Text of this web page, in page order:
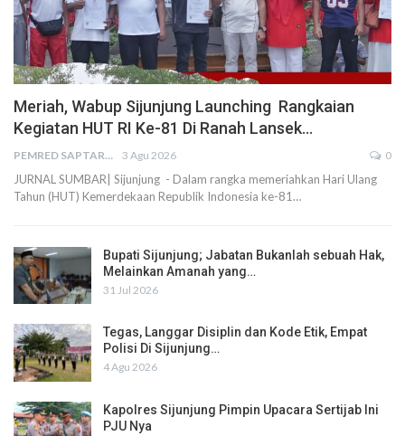
Meriah, Wabup Sijunjung Launching Rangkaian
Kegiatan HUT RI Ke-81 Di Ranah Lansek…
PEMRED SAPTARIUS 3 Agu 2026 0
JURNAL SUMBAR| Sijunjung - Dalam rangka memeriahkan Hari Ulang
Tahun (HUT) Kemerdekaan Republik Indonesia ke-81…
Bupati Sijunjung; Jabatan Bukanlah sebuah Hak,
Melainkan Amanah yang…
31 Jul 2026
Tegas, Langgar Disiplin dan Kode Etik, Empat
Polisi Di Sijunjung…
4 Agu 2026
Kapolres Sijunjung Pimpin Upacara Sertijab Ini
PJU Nya